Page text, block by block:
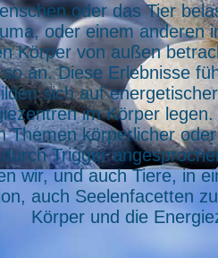
oder das Tier
oder einem anderen
Körper von außen
an. Diese Erlebnisse
sich auf
im Körper
Themen körperlicher
Trigger
wir, und auch Tiere, in
auch Seelenfacetten
Körper und die